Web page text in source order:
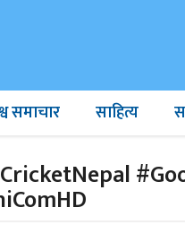
समाचार साहित्य